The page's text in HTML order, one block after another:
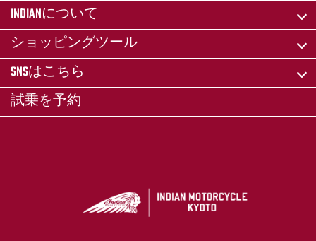
INDIANについて
ショッピングツール
SNSはこちら
試乗を予約